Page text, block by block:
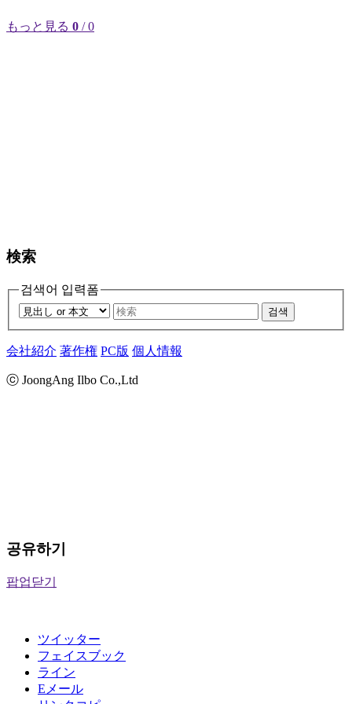
もっと見る 0 / 0
検索
검색어 입력폼
검색
会社紹介 著作権 PC版 個人情報
ⓒ JoongAng Ilbo Co.,Ltd
공유하기
팝업닫기
ツイッター
フェイスブック
ライン
Eメール